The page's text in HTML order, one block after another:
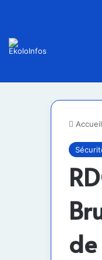
Accueil
de